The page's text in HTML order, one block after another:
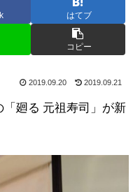
はてブ
コピー
2019.09.20 2019.09.21
「廻る 元祖寿司」が新